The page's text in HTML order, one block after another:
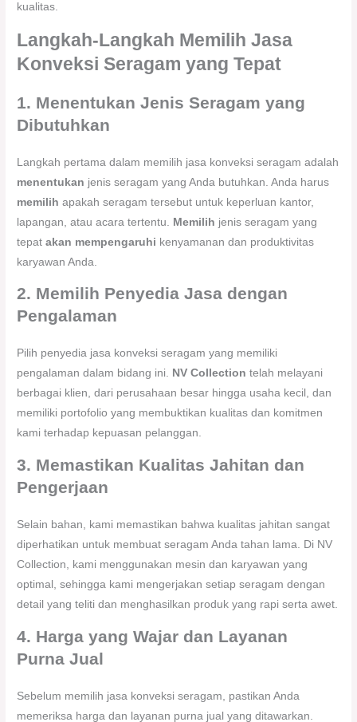
kualitas.
Langkah-Langkah Memilih Jasa
Konveksi Seragam yang Tepat
1. Menentukan Jenis Seragam yang
Dibutuhkan
Langkah pertama dalam memilih jasa konveksi seragam adalah
menentukan jenis seragam yang Anda butuhkan. Anda harus
memilih apakah seragam tersebut untuk keperluan kantor,
lapangan, atau acara tertentu. Memilih jenis seragam yang
tepatakan mempengaruhi kenyamanan dan produktivitas
karyawan Anda.
2. Memilih Penyedia Jasa dengan
Pengalaman
Pilih penyedia jasa konveksi seragam yang memiliki
pengalaman dalam bidang ini. NV Collection telah melayani
berbagai klien, dari perusahaan besar hingga usaha kecil, dan
memiliki portofolio yang membuktikan kualitas dan komitmen
kami terhadap kepuasan pelanggan.
3. Memastikan Kualitas Jahitan dan
Pengerjaan
Selain bahan, kami memastikan bahwa kualitas jahitan sangat
diperhatikan untuk membuat seragam Anda tahan lama. Di NV
Collection, kami menggunakan mesin dan karyawan yang
optimal, sehingga kami mengerjakan setiap seragam dengan
detail yang teliti dan menghasilkan produk yang rapi serta awet.
4. Harga yang Wajar dan Layanan
Purna Jual
Sebelum memilih jasa konveksi seragam, pastikan Anda
memeriksa harga dan layanan purna jual yang ditawarkan.